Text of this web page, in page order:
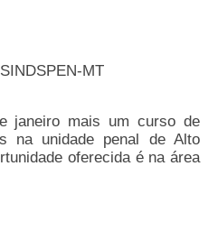
Penitenciário
MT
janeiro mais um curso de
na unidade penal de Alto
oferecida é na área